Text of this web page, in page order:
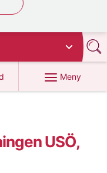
Meny
USÖ,